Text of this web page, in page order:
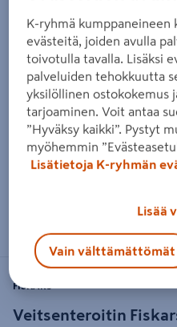
Zoomaa kuvaa
Veitsenteroitin
FISKARS
K-ryhmä kumppaneineen
evästeitä, joiden avulla
toivotulla tavalla. Lisäksi
palveluiden tehokkuutta
yksilöllinen ostokokemus
tarjoaminen. Voit antaa
”Hyväksy kaikki”. Pystyt
myöhemmin
Lisätietoja K-ryhmän
Lisää
Vain välttämättömät